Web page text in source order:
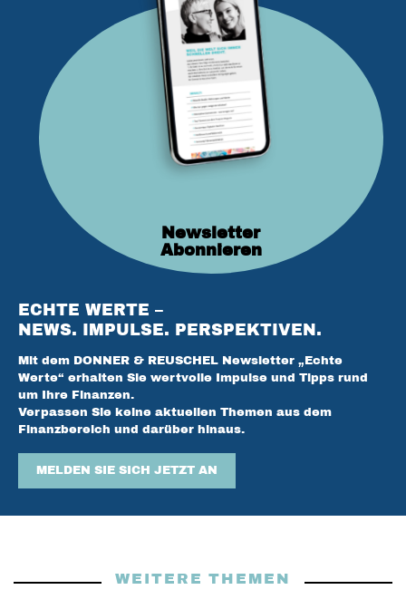
ECHTE WERTE –
NEWS. IMPULSE. PERSPEKTIVEN.
Mit dem DONNER & REUSCHEL Newsletter „Echte
Werte“ erhalten Sie wertvolle Impulse und Tipps rund
um Ihre Finanzen.
Verpassen Sie keine aktuellen Themen aus dem
Finanzbereich und darüber hinaus.
MELDEN SIE SICH JETZT AN
Newsletter
Abonnieren
WEITERE THEMEN